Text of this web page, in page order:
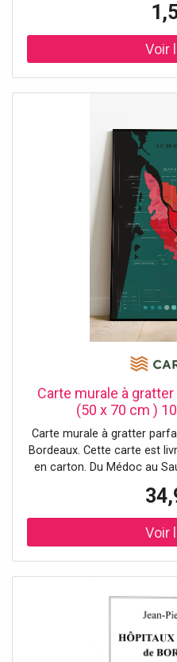
Carte murale à
(50 x 70 cm )
Carte murale à gratter
Bordeaux. Cette carte est
en carton. Du Médoc au
C’est simple, à chaque vin
correspondante mais
encore les châteaux
37 Appellations
appellations viticoles– La
carte digitale– Vidéo
Des outils pratiques de
:Vous trouverez le stylo à